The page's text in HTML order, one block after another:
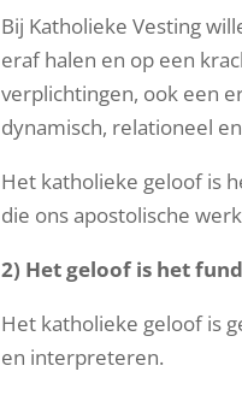
Bij Katholieke Vesting
eraf halen en op een
verplichtingen, ook een
dynamisch, relationeel
Het katholieke geloof is
die ons apostolische
2) Hetgeloof is het
Het katholieke geloof is
en interpreteren.